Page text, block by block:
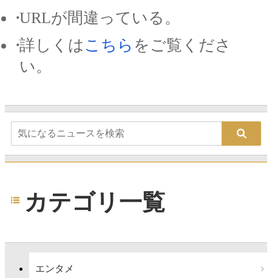
URLが間違っている。
詳しくは こちら をご覧くださ
い。
カテゴリ一覧
エンタメ